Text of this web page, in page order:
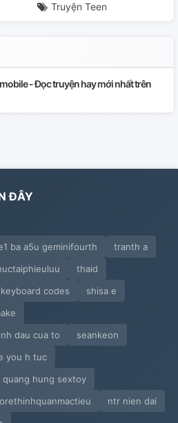
Truyện Teen
- Đọc truyện hay mới nhất trên
ĐÂY
ba a5u geminifourth
tranth a
thaid
codes
shisa e
dau cua to
seankeon
you h tuc
quang hung sextoy
orethinhquanmactieu
ntr nien dai